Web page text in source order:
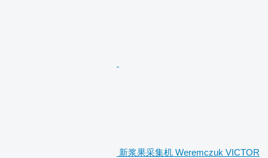
新浆果采集机 Weremczuk VICTOR